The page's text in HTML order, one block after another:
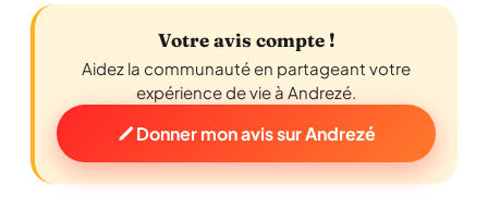
Votre avis compte !
Aidez la communauté en partageant votre
expérience de vie à Andrezé.
Donner mon avis sur Andrezé